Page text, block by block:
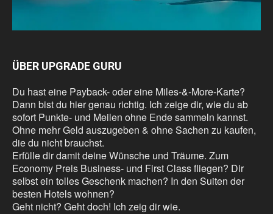
ÜBER UPGRADE GURU
Du hast eine Payback- oder eine Miles-&-More-Karte?
Dann bist du hier genau richtig. Ich zeige dir, wie du ab
sofort Punkte- und Meilen ohne Ende sammeln kannst.
Ohne mehr Geld auszugeben & ohne Sachen zu kaufen,
die du nicht brauchst.
Erfülle dir damit deine Wünsche und Träume. Zum
Economy Preis Business- und First Class fliegen? Dir
selbst ein tolles Geschenk machen? In den Suiten der
besten Hotels wohnen?
Geht nicht? Geht doch! Ich zeig dir wie.